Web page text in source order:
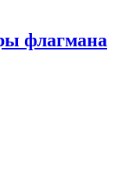
флагмана